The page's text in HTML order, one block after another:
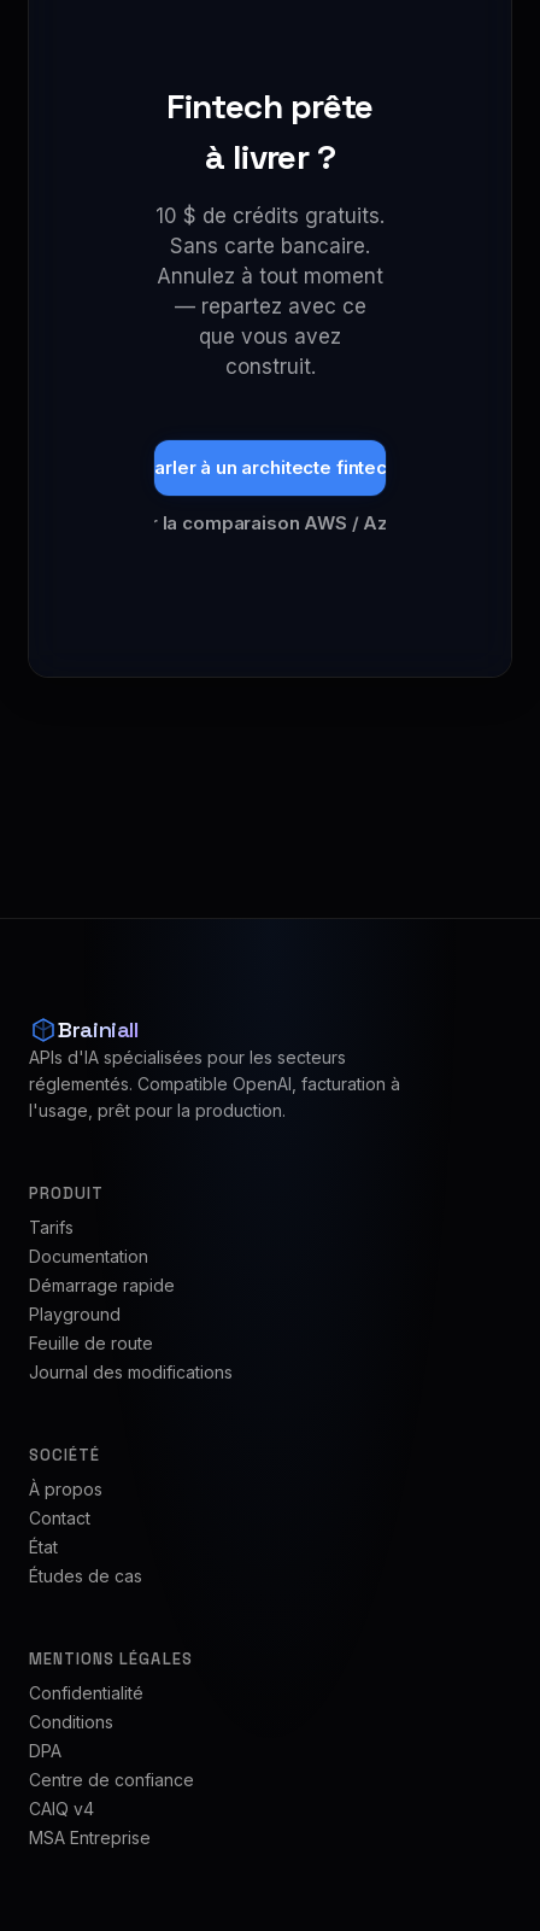
Fintech prête
à livrer ?
10 $ de crédits gratuits.
Sans carte bancaire.
Annulez à tout moment
— repartez avec ce
que vous avez
construit.
Parler à un architecte fintech
Voir la comparaison AWS / Azure
Brainiall
APIs d'IA spécialisées pour les secteurs
réglementés. Compatible OpenAI, facturation à
l'usage, prêt pour la production.
PRODUIT
Tarifs
Documentation
Démarrage rapide
Playground
Feuille de route
Journal des modifications
SOCIÉTÉ
À propos
Contact
État
Études de cas
MENTIONS LÉGALES
Confidentialité
Conditions
DPA
Centre de confiance
CAIQ v4
MSA Entreprise